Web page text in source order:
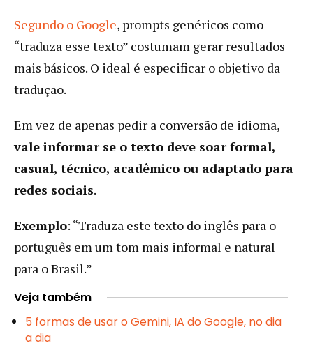
Segundo o Google, prompts genéricos como
“traduza esse texto” costumam gerar resultados
mais básicos. O ideal é especificar o objetivo da
tradução.
Em vez de apenas pedir a conversão de idioma,
vale informar se o texto deve soar formal,
casual, técnico, acadêmico ou adaptado para
redes sociais.
Exemplo: “Traduza este texto do inglês para o
português em um tom mais informal e natural
para o Brasil.”
Veja também
5 formas de usar o Gemini, IA do Google, no dia
a dia